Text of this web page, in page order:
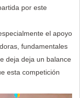
por este
el apoyo
fundamentales
deja deja un balance
esta competición